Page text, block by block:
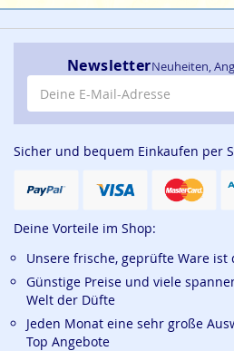
NewsletterNeuheiten,
E-Mail-Adresse
Sicher und bequem Einkaufen per
Deine Vorteile im Shop:
Unsere frische, geprüfte Ware
Günstige Preise und viele
Welt der Düfte
Jeden Monat eine sehr große
Top Angebote